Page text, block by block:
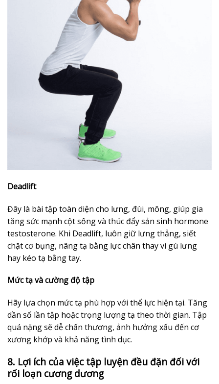
Deadlift
Đây là bài tập toàn diện cho lưng, đùi, mông, giúp gia
tăng sức mạnh cột sống và thúc đẩy sản sinh hormone
testosterone. Khi Deadlift, luôn giữ lưng thẳng, siết
chặt cơ bụng, nâng tạ bằng lực chân thay vì gù lưng
hay kéo tạ bằng tay.
Mức tạ và cường độ tập
Hãy lựa chọn mức tạ phù hợp với thể lực hiện tại. Tăng
dần số lần tập hoặc trọng lượng tạ theo thời gian. Tập
quá nặng sẽ dễ chấn thương, ảnh hưởng xấu đến cơ
xương khớp và khả năng tình dục.
8. Lợi ích của việc tập luyện đều đặn đối với
rối loạn cương dương